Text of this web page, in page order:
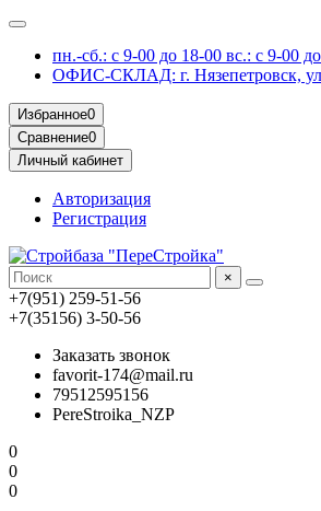
пн.-сб.: с 9-00 до 18-00 вс.: с 9-00
ОФИС-СКЛАД: г. Нязепетровск, ул.
Избранное0
Сравнение0
Личный кабинет
Авторизация
Регистрация
×
+7(951) 259-51-56
+7(35156) 3-50-56
Заказать звонок
favorit-174@mail.ru
79512595156
PereStroika_NZP
0
0
0